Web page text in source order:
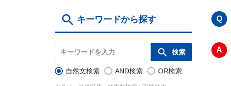
キーワードから探す
自然文検索 AND検索 OR検索